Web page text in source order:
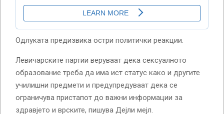
Одлуката предизвика остри политички реакции.
Левичарските партии веруваат дека сексуалното
образование треба да има ист статус како и другите
училишни предмети и предупредуваат дека се
ограничува пристапот до важни информации за
здравјето и врските, пишува Дејли мејл.